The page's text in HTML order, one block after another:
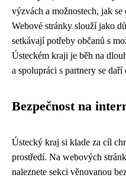
výzvách a možnostech, jak
Webové stránky slouží jako
setkávají potřeby občanů s
Ústeckém kraji je běh na
a spolupráci s partnery se
Bezpečnost na
Ústecký kraj si klade za cíl
prostředí. Na webových
naleznete sekci věnovanou